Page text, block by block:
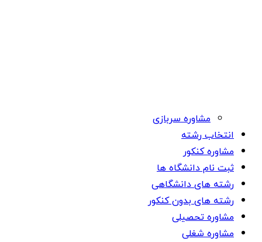
مشاوره سربازی
انتخاب رشته
مشاوره کنکور
ثبت نام دانشگاه ها
رشته های دانشگاهی
رشته های بدون کنکور
مشاوره تحصیلی
مشاوره شغلی